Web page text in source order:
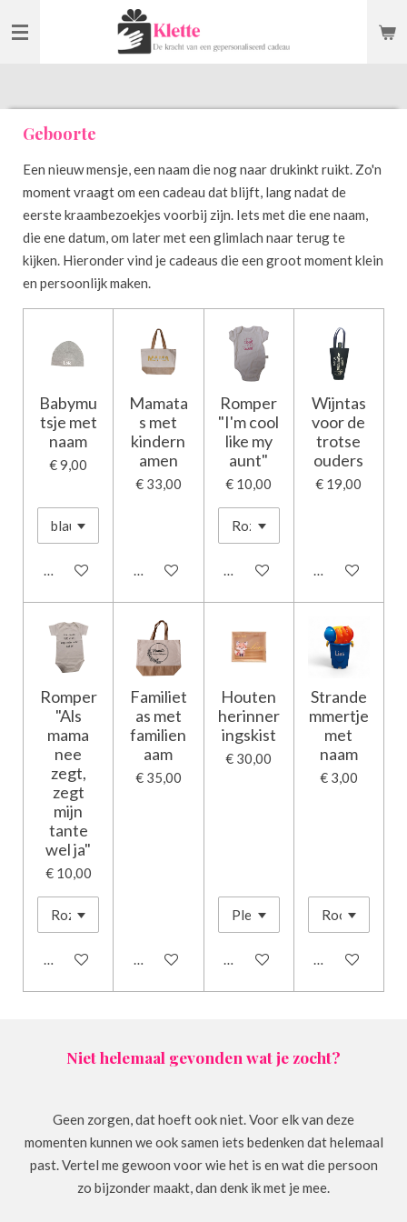
direct
hoofdinhoud
Geboorte
Een nieuw mensje, een naam die nog naar drukinkt ruikt. Zo'n
moment vraagt om een cadeau dat blijft, lang nadat de
eerste kraambezoekjes voorbij zijn. Iets met die ene naam,
die ene datum, om later met een glimlach naar terug te
kijken. Hieronder vind je cadeaus die een groot moment klein
en persoonlijk maken.
Babymu
tsje met
naam
€ 9,00
Bekijk details
Mamata
s met
kindern
amen
€ 33,00
Bekijk details
Romper
"I'm cool
like my
aunt"
€ 10,00
In winkelwagen
Wijntas
voor de
trotse
ouders
€ 19,00
Bekijk details
Romper
"Als
mama
nee
zegt,
zegt
mijn
tante
wel ja"
€ 10,00
In winkelwagen
Familiet
as met
familien
aam
€ 35,00
Bekijk details
Houten
herinner
ingskist
€ 30,00
Bekijk details
Strande
mmertje
met
naam
€ 3,00
In winkelwagen
Niet helemaal gevonden wat je zocht?
Geen zorgen, dat hoeft ook niet. Voor elk van deze
momenten kunnen we ook samen iets bedenken dat helemaal
past. Vertel me gewoon voor wie het is en wat die persoon
zo bijzonder maakt, dan denk ik met je mee.